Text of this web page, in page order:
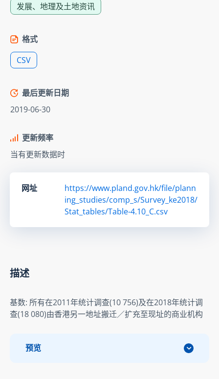
发展、地理及土地资讯
格式
CSV
最后更新日期
2019-06-30
更新频率
当有更新数据时
网址
https://www.pland.gov.hk/file/plann
ing_studies/comp_s/Survey_ke2018/
Stat_tables/Table-4.10_C.csv
描述
基数: 所有在2011年统计调查(10 756)及在2018年统计调
查(18 080)由香港另一地址搬迁／扩充至现址的商业机构
预览